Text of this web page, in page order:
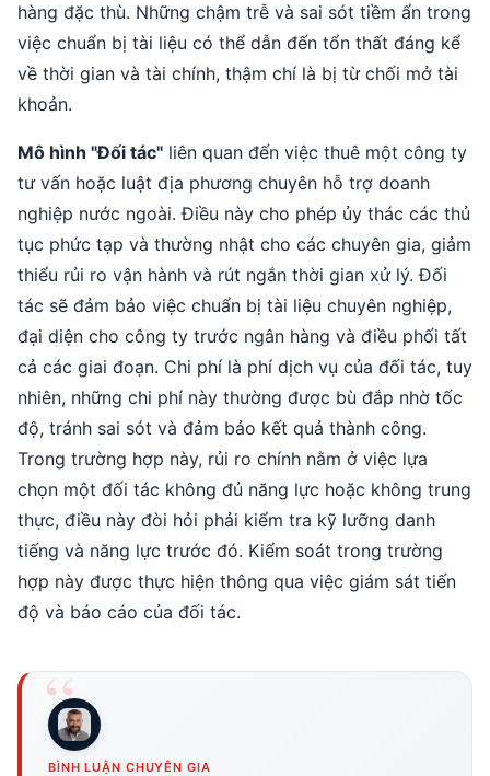
hàng đặc thù. Những chậm trễ và sai sót tiềm ẩn trong
việc chuẩn bị tài liệu có thể dẫn đến tổn thất đáng kể
về thời gian và tài chính, thậm chí là bị từ chối mở tài
khoản.
Mô hình "Đối tác" liên quan đến việc thuê một công ty
tư vấn hoặc luật địa phương chuyên hỗ trợ doanh
nghiệp nước ngoài. Điều này cho phép ủy thác các thủ
tục phức tạp và thường nhật cho các chuyên gia, giảm
thiểu rủi ro vận hành và rút ngắn thời gian xử lý. Đối
tác sẽ đảm bảo việc chuẩn bị tài liệu chuyên nghiệp,
đại diện cho công ty trước ngân hàng và điều phối tất
cả các giai đoạn. Chi phí là phí dịch vụ của đối tác, tuy
nhiên, những chi phí này thường được bù đắp nhờ tốc
độ, tránh sai sót và đảm bảo kết quả thành công.
Trong trường hợp này, rủi ro chính nằm ở việc lựa
chọn một đối tác không đủ năng lực hoặc không trung
thực, điều này đòi hỏi phải kiểm tra kỹ lưỡng danh
tiếng và năng lực trước đó. Kiểm soát trong trường
hợp này được thực hiện thông qua việc giám sát tiến
độ và báo cáo của đối tác.
BÌNH LUẬN CHUYÊN GIA